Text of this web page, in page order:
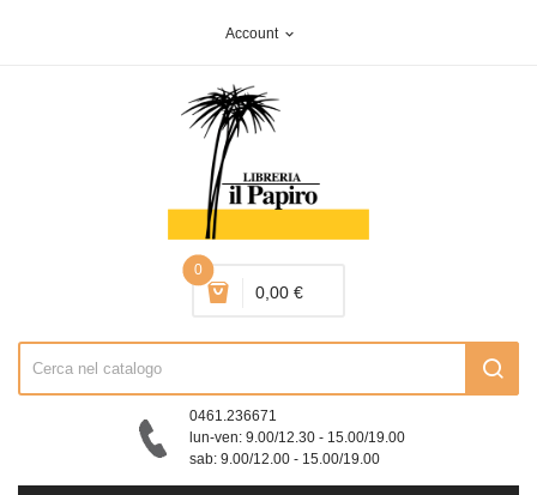
Account expand_more
0
0,00 €
0461.236671
lun-ven: 9.00/12.30 - 15.00/19.00
sab: 9.00/12.00 - 15.00/19.00